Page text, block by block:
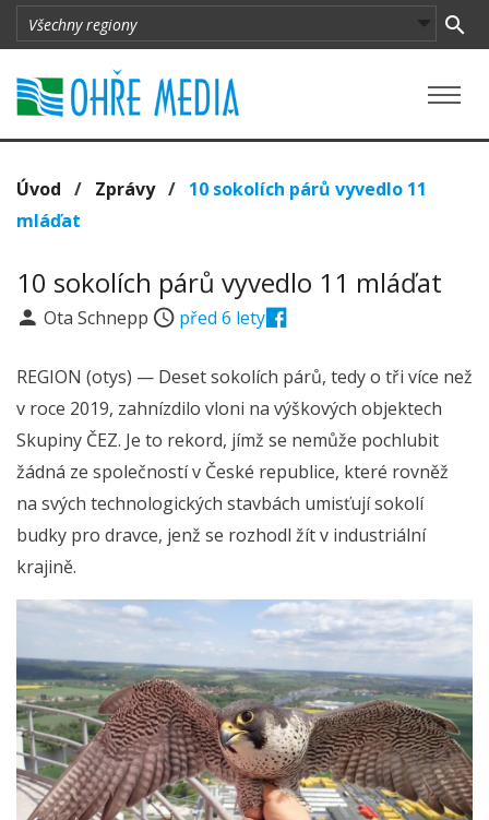
Úvod / Zprávy/ 10 sokolích párů vyvedlo 11
mláďat
10 sokolích párů vyvedlo 11 mláďat
Ota Schnepp před 6 lety
REGION (otys) — Deset sokolích párů, tedy o tři více než
v roce 2019, zahnízdilo vloni na výškových objektech
Skupiny ČEZ. Je to rekord, jímž se nemůže pochlubit
žádná ze společností v České republice, které rovněž
na svých technologických stavbách umisťují sokolí
budky pro dravce, jenž se rozhodl žít v industriální
krajině.